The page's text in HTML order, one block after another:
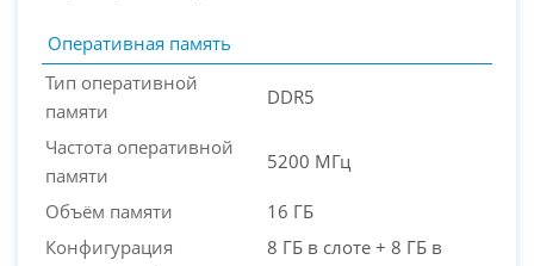
Оперативная память
Тип оперативной
памяти
DDR5
Частота оперативной
памяти
5200 МГц
Объём памяти
16 ГБ
Конфигурация
8 ГБ в слоте + 8 ГБ в